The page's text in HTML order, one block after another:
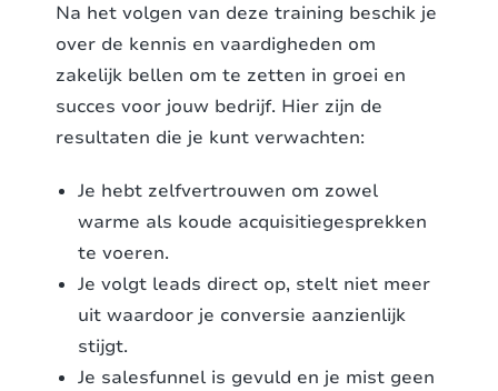
Na het volgen van deze training beschik je
over de kennis en vaardigheden om
zakelijk bellen om te zetten in groei en
succes voor jouw bedrijf. Hier zijn de
resultaten die je kunt verwachten:
Je hebt zelfvertrouwen om zowel
warme als koude acquisitiegesprekken
te voeren.
Je volgt leads direct op, stelt niet meer
uit waardoor je conversie aanzienlijk
stijgt.
Je salesfunnel is gevuld en je mist geen